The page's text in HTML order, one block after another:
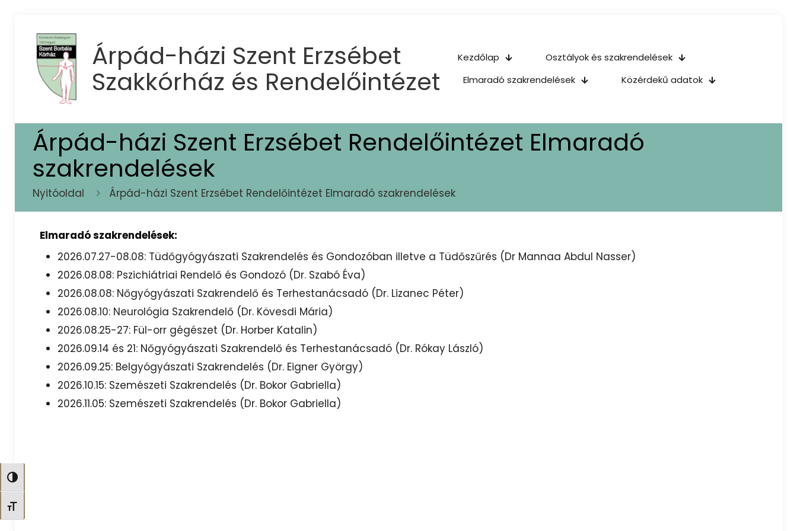
Nagy kontraszt váltása
Betűméret váltása
Árpád-házi Szent Erzsébet
Szakkórház és Rendelőintézet
Kezdőlap
Osztályok és szakrendelések
Elmaradó szakrendelések
Közérdekű adatok
Árpád-házi Szent Erzsébet Rendelőintézet Elmaradó
szakrendelések
Nyitóoldal Árpád-házi Szent Erzsébet Rendelőintézet Elmaradó szakrendelések
Elmaradó szakrendelések:
2026.07.27-08.08: Tüdőgyógyászati Szakrendelés és Gondozóban illetve a Tüdőszűrés (Dr Mannaa Abdul Nasser)
2026.08.08: Pszichiátriai Rendelő és Gondozó (Dr. Szabó Éva)
2026.08.08: Nőgyógyászati Szakrendelő és Terhestanácsadó (Dr. Lizanec Péter)
2026.08.10: Neurológia Szakrendelő (Dr. Kövesdi Mária)
2026.08.25-27: Fül-orr gégészet (Dr. Horber Katalin)
2026.09.14 és 21: Nőgyógyászati Szakrendelő és Terhestanácsadó (Dr. Rókay László)
2026.09.25: Belgyógyászati Szakrendelés (Dr. Eigner György)
2026.10.15: Szemészeti Szakrendelés (Dr. Bokor Gabriella)
2026.11.05: Szemészeti Szakrendelés (Dr. Bokor Gabriella)